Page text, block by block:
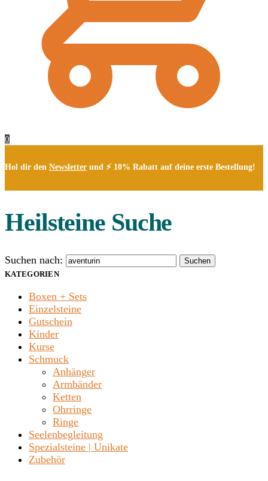
0
Hol dir den Newsletter und ⚡ 10% Rabatt auf deine erste Bestellung!
Heilsteine Suche
Suchen nach:
Suchen
KATEGORIEN
Boxen + Sets
Einzelsteine
Gutschein
Kinder
Kurse
Schmuck
Anhänger
Armbänder
Ketten
Ohrringe
Ringe
Seelenbegleitung
Spezialsteine | Unikate
Zubehör